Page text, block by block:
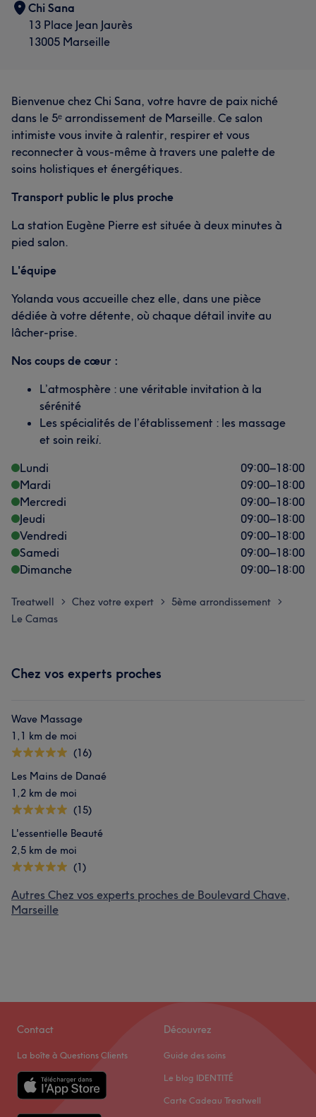
Chi Sana
13 Place Jean Jaurès
13005 Marseille
Bienvenue chez Chi Sana, votre havre de paix niché
dans le 5ᵉ arrondissement de Marseille. Ce salon
intimiste vous invite à ralentir, respirer et vous
reconnecter à vous-même à travers une palette de
soins holistiques et énergétiques.
Transport public le plus proche
La station Eugène Pierre est située à deux minutes à
pied salon.
L'équipe
Yolanda vous accueille chez elle, dans une pièce
dédiée à votre détente, où chaque détail invite au
lâcher-prise.
Nos coups de cœur :
L’atmosphère : une véritable invitation à la
sérénité
Les spécialités de l’établissement : les massage
et soin reiki.
Lundi
09:00–18:00
Mardi
09:00–18:00
Mercredi
09:00–18:00
Jeudi
09:00–18:00
Vendredi
09:00–18:00
Samedi
09:00–18:00
Dimanche
09:00–18:00
Treatwell > Chez votre expert > 5ème arrondissement >
Le Camas
Chez vos experts proches
Wave Massage
1,1 km de moi
(16)
Les Mains de Danaé
1,2 km de moi
(15)
L'essentielle Beauté
2,5 km de moi
(1)
Autres Chez vos experts proches de Boulevard Chave,
Marseille
Contact
La boîte à Questions Clients
Découvrez
Guide des soins
Le blog IDENTITÉ
Carte Cadeau Treatwell